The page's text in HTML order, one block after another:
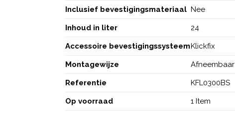
Inclusief bevestigingsmateriaal Nee
Inhoud in liter 24
Accessoire bevestigingssysteemKlickfix
Montagewijze Afneembaar
Referentie KFL0300BS
Op voorraad 1 Item